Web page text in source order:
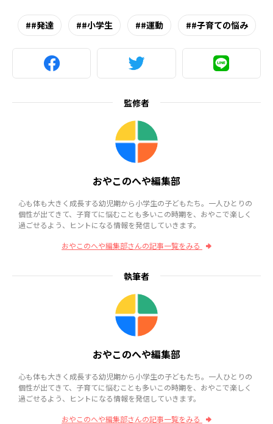
#発達 #小学生 #運動 #子育ての悩み
監修者
おやこのへや編集部
心も体も大きく成長する幼児期から小学生の子どもたち。一人ひとりの
個性が出てきて、子育てに悩むことも多いこの時期を、おやこで楽しく
過ごせるよう、ヒントになる情報を発信していきます。
おやこのへや編集部さんの記事一覧をみる
執筆者
おやこのへや編集部
心も体も大きく成長する幼児期から小学生の子どもたち。一人ひとりの
個性が出てきて、子育てに悩むことも多いこの時期を、おやこで楽しく
過ごせるよう、ヒントになる情報を発信していきます。
おやこのへや編集部さんの記事一覧をみる